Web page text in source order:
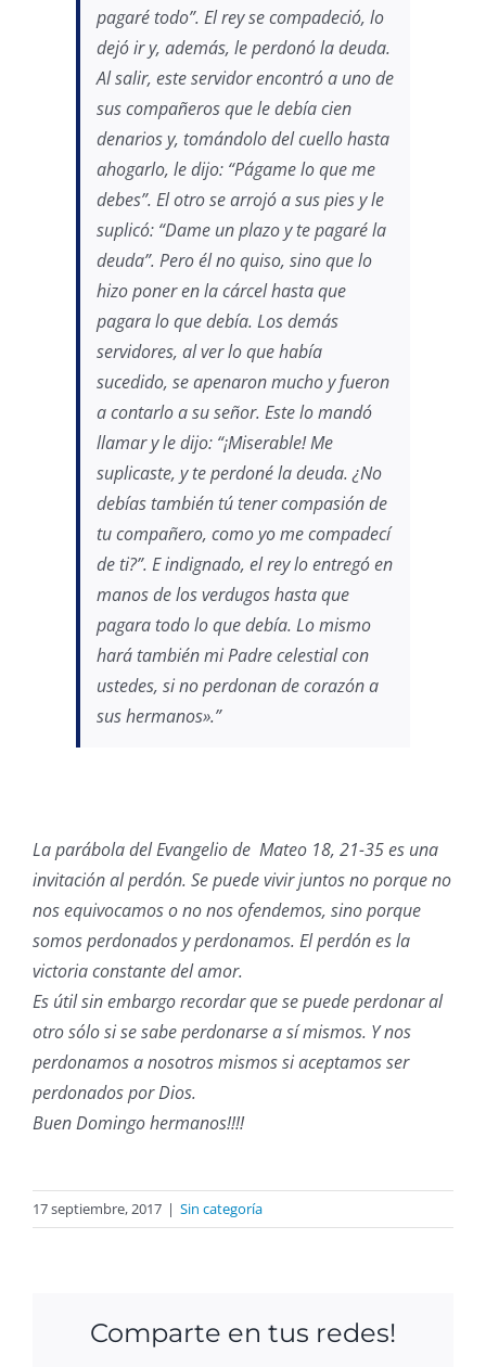
pagaré todo”. El rey se compadeció, lo
dejó ir y, además, le perdonó la deuda.
Al salir, este servidor encontró a uno de
sus compañeros que le debía cien
denarios y, tomándolo del cuello hasta
ahogarlo, le dijo: “Págame lo que me
debes”. El otro se arrojó a sus pies y le
suplicó: “Dame un plazo y te pagaré la
deuda”. Pero él no quiso, sino que lo
hizo poner en la cárcel hasta que
pagara lo que debía. Los demás
servidores, al ver lo que había
sucedido, se apenaron mucho y fueron
a contarlo a su señor. Este lo mandó
llamar y le dijo: “¡Miserable! Me
suplicaste, y te perdoné la deuda. ¿No
debías también tú tener compasión de
tu compañero, como yo me compadecí
de ti?”. E indignado, el rey lo entregó en
manos de los verdugos hasta que
pagara todo lo que debía. Lo mismo
hará también mi Padre celestial con
ustedes, si no perdonan de corazón a
sus hermanos».”
La parábola del Evangelio de Mateo 18, 21-35 es una
invitación al perdón. Se puede vivir juntos no porque no
nos equivocamos o no nos ofendemos, sino porque
somos perdonados y perdonamos. El perdón es la
victoria constante del amor.
Es útil sin embargo recordar que se puede perdonar al
otro sólo si se sabe perdonarse a sí mismos. Y nos
perdonamos a nosotros mismos si aceptamos ser
perdonados por Dios.
Buen Domingo hermanos!!!!
17 septiembre, 2017 | Sin categoría
Comparte en tus redes!